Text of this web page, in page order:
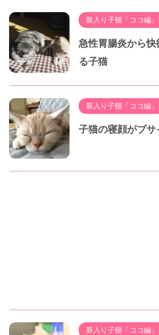
新入り子猫「ココ編」
急性胃腸炎から
る子猫
新入り子猫「ココ編」
子猫の寝顔がブサ
新入り子猫「ココ編」